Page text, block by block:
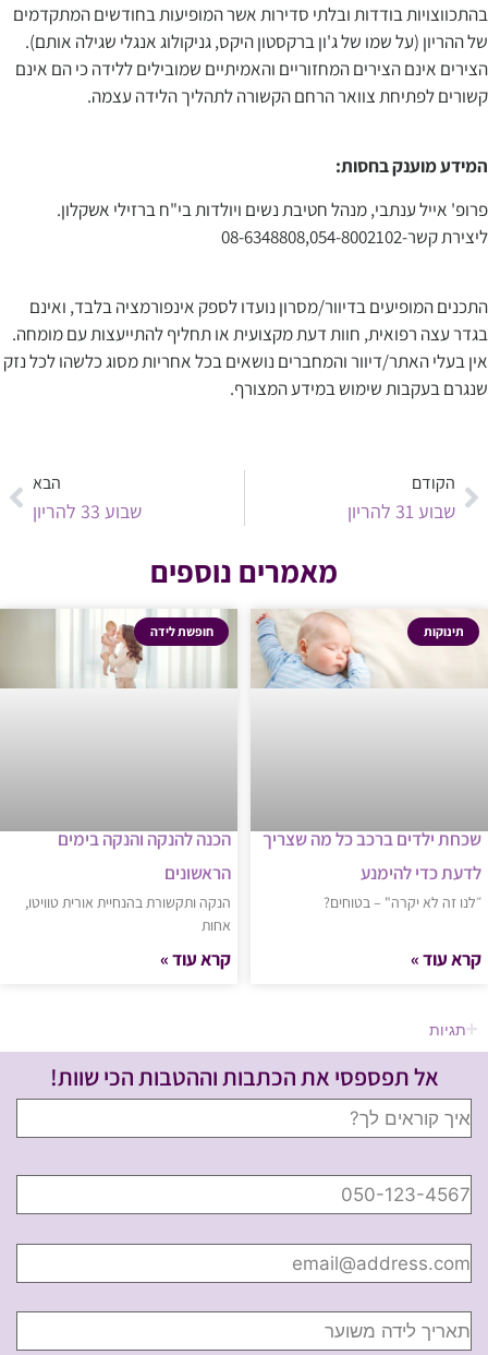
בהתכווצויות בודדות ובלתי סדירות אשר המופיעות בחודשים המתקדמים
של ההריון (על שמו של ג'ון ברקסטון היקס, גניקולוג אנגלי שגילה אותם).
הצירים אינם הצירים המחזוריים והאמיתיים שמובילים ללידה כי הם אינם
קשורים לפתיחת צוואר הרחם הקשורה לתהליך הלידה עצמה.
המידע מוענק בחסות:
פרופ' אייל ענתבי, מנהל חטיבת נשים ויולדות בי"ח ברזילי אשקלון.
ליצירת קשר-08-6348808,054-8002102
התכנים המופיעים בדיוור/מסרון נועדו לספק אינפורמציה בלבד, ואינם
בגדר עצה רפואית, חוות דעת מקצועית או תחליף להתייעצות עם מומחה.
אין בעלי האתר/דיוור והמחברים נושאים בכל אחריות מסוג כלשהו לכל נזק
שנגרם בעקבות שימוש במידע המצורף.
הקודם
שבוע 31 להריון
הבא
שבוע 33 להריון
מאמרים נוספים
תינוקות
שכחת ילדים ברכב כל מה שצריך
לדעת כדי להימנע
״לנו זה לא יקרה" – בטוחים?
קרא עוד »
חופשת לידה
הכנה להנקה והנקה בימים
הראשונים
הנקה ותקשורת בהנחיית אורית טוויטו,
אחות
קרא עוד »
תגיות
אל תפספסי את הכתבות וההטבות הכי שוות!